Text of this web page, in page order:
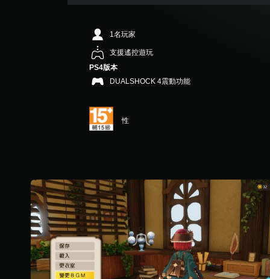
（
分
5
顆
星
，
6
則
評
1名玩家
支援遙控遊玩
PS4版本
DUALSHOCK 4震動功能
性